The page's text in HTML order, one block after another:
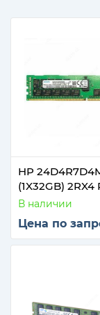
HP
(1X32GB) 2RX4
2400T
В наличии
Цена по